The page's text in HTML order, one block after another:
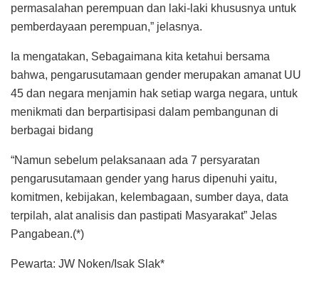
permasalahan perempuan dan laki-laki khususnya untuk
pemberdayaan perempuan,” jelasnya.
Ia mengatakan, Sebagaimana kita ketahui bersama
bahwa, pengarusutamaan gender merupakan amanat UU
45 dan negara menjamin hak setiap warga negara, untuk
menikmati dan berpartisipasi dalam pembangunan di
berbagai bidang
“Namun sebelum pelaksanaan ada 7 persyaratan
pengarusutamaan gender yang harus dipenuhi yaitu,
komitmen, kebijakan, kelembagaan, sumber daya, data
terpilah, alat analisis dan pastipati Masyarakat” Jelas
Pangabean.(*)
Pewarta: JW Noken/Isak Slak*